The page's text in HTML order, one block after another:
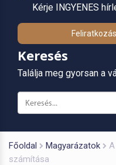
Kérje INGYENES
Feliratkozás
Keresés
Találja meg gyorsan a
Főoldal Magyarázatok
számítása